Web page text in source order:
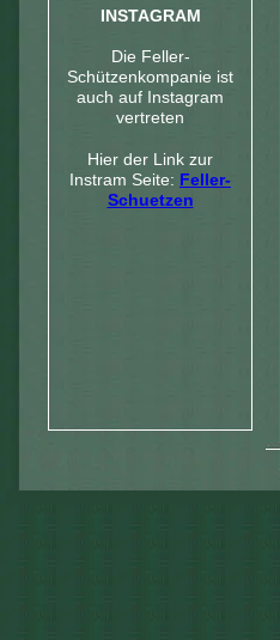
INSTAGRAM
Die Feller-
Schützenkompanie ist
auch auf Instagram
vertreten
Hier der Link zur
Instram Seite: Feller-
Schuetzen